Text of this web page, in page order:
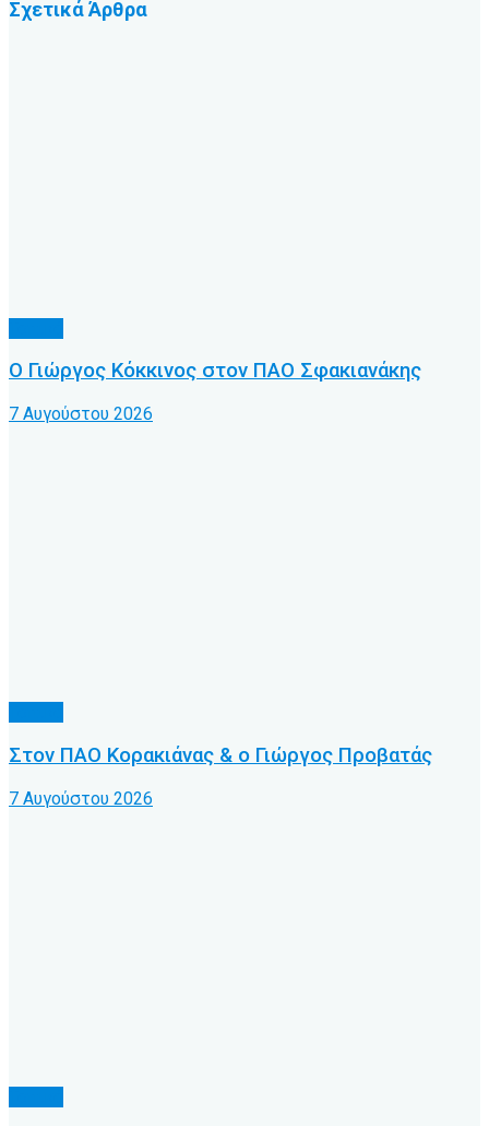
ΣχετικάΆρθρα
Ο Γιώργος Κόκκινος στον ΠΑΟ Σφακιανάκης
7 Αυγούστου 2026
Στον ΠΑΟ Κορακιάνας & ο Γιώργος Προβατάς
7 Αυγούστου 2026